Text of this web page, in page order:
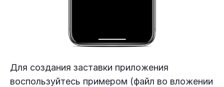
Для создания заставки приложения
воспользуйтесь примером (файл во вложении